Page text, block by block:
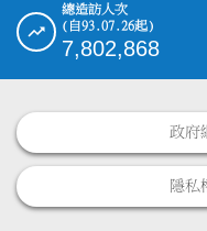
總造訪人次
(自93.07.26起)
7,802,868
政府
隱私